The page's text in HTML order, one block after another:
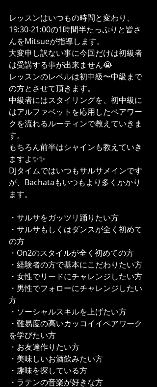
レッスンはいつもの時間と変わり、
19:30-21:00の1時間半たっぷりと皆さ
んをMitsueが指導します。
大変申し訳ない事に今回だけは初級者
は受講する事が出来ません😭
レッスンのレベルは初中級〜中級まで
の方とさせて頂きます。
中級者にはスタイリングを、初中級に
はアルファベットを応用したペアワー
クを流れるルーティンで教えていきま
す。
もちろん前半はシャインも教えていき
ますよ✨✨
DJタイムではいつもサルサメインです
が、Bachataもいつもより多くかかり
ます。
・サルサをガッツリ踊りたい方
・サルサもしくはダンスが全く初めて
の方
・On2のスタイルが全く初めての方
・経験者の方で基本にこだわりたい方
・女性でリードにチャレンジしたい方
・男性でフォローにチャレンジしたい
方
・ソーシャルスキルを上げたい方
・難易度の高いカッコイイペアワーク
を学びたい方
・お友達作りたい方
・美味しいお酒飲みたい方
・趣味を探している方
・ラテンの音楽が好きな方